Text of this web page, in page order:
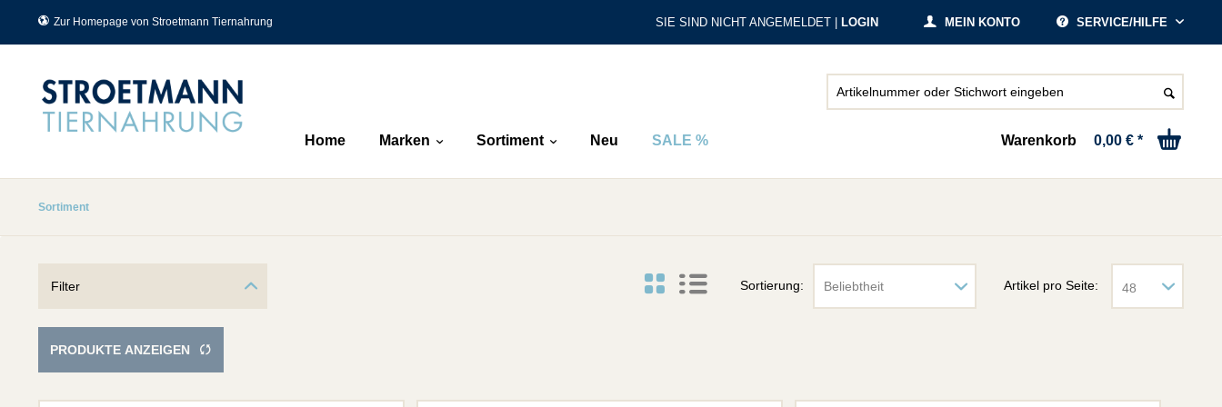
Zur Homepage von Stroetmann Tiernahrung SERVICE/HILFE
MEIN KONTO
SIE SIND NICHT ANGEMELDET | LOGIN
Home Marken Sortiment Neu SALE % Warenkorb 0,00 € *
Sortiment
Filter Artikel pro Seite:
Sortierung:
PRODUKTE ANZEIGEN